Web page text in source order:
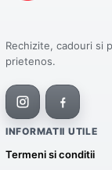
Rechizite, cadouri si
prietenos.
INFORMATII UTILE
Termeni si conditii